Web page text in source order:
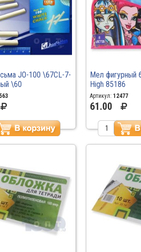
JO-100 \67CL-7-
\60
Мел фигурный
High 85186
Артикул: 12477
61.00